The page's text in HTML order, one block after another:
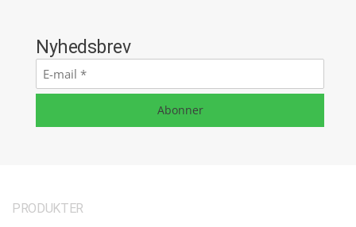
Nyhedsbrev
E-
mail*
Abonner
PRODUKTER